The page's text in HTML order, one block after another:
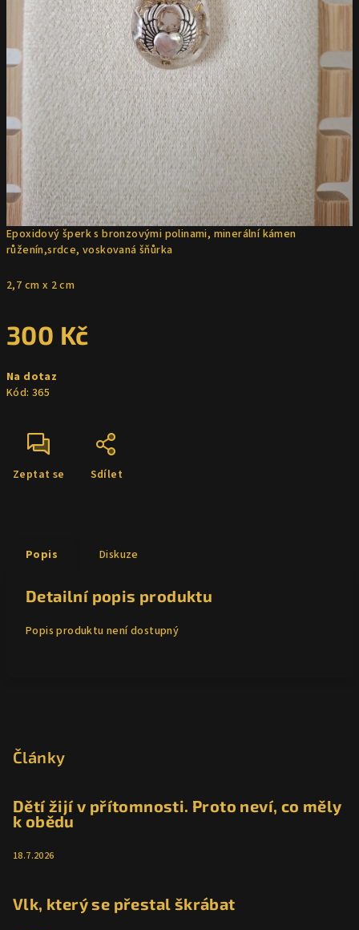
Epoxidový šperk s bronzovými polinami, minerální kámen
růženín,srdce, voskovaná šňůrka
2,7 cm x 2 cm
300 Kč
cena:
Na dotaz
Kód: 365
Zeptat se Sdílet
Popis Diskuze
Detailní popis produktu
Popis produktu není dostupný
Články
Dětí žijí v přítomnosti. Proto neví, co měly
k obědu
18.7.2026
Vlk, který se přestal škrábat